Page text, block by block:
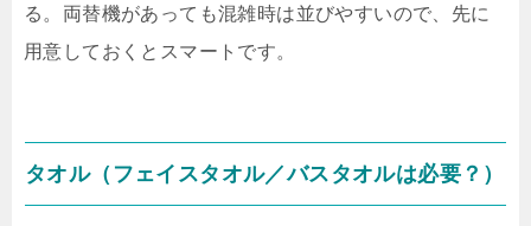
る。両替機があっても混雑時は並びやすいので、先に
用意しておくとスマートです。
タオル（フェイスタオル／バスタオルは必要？）